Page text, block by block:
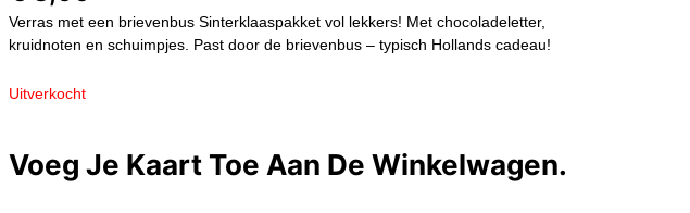
Verras met een brievenbus Sinterklaaspakket vol lekkers! Met chocoladeletter,
kruidnoten en schuimpjes. Past door de brievenbus – typisch Hollands cadeau!
Uitverkocht
Voeg Je Kaart Toe Aan De Winkelwagen.